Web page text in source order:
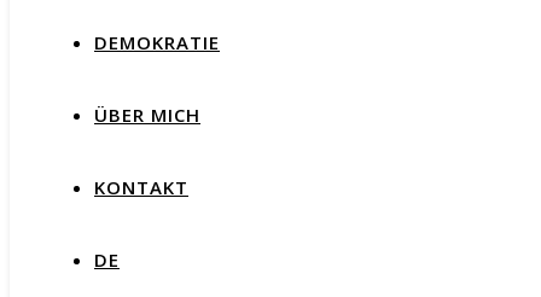
DEMOKRATIE
ÜBER MICH
KONTAKT
DE